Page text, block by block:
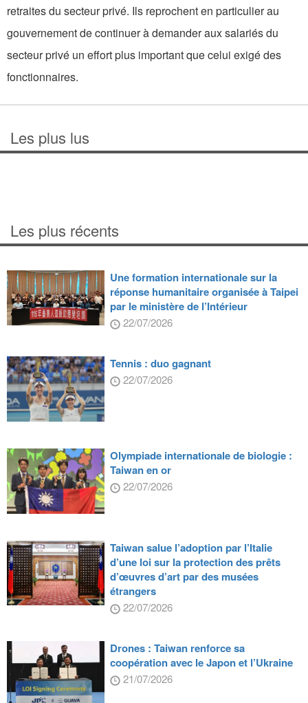
retraites du secteur privé. Ils reprochent en particulier au
gouvernement de continuer à demander aux salariés du
secteur privé un effort plus important que celui exigé des
fonctionnaires.
Les plus lus
Les plus récents
Une formation internationale sur la
réponse humanitaire organisée à Taipei
par le ministère de l’Intérieur
22/07/2026
Tennis : duo gagnant
22/07/2026
Olympiade internationale de biologie :
Taiwan en or
22/07/2026
Taiwan salue l’adoption par l’Italie
d’une loi sur la protection des prêts
d’œuvres d’art par des musées
étrangers
22/07/2026
Drones : Taiwan renforce sa
coopération avec le Japon et l’Ukraine
21/07/2026